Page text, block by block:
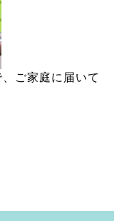
ご家庭に届いて